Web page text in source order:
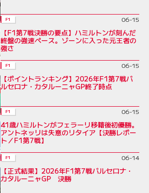
F1 06-15
【F1第7戦決勝の要点】ハミルトンが刻んだ
終盤の強速ペース。ゾーンに入った元王者の
強さ
F1 06-15
【ポイントランキング】2026年F1第7戦バ
ルセロナ・カタルーニャGP終了時点
F1 06-15
41歳ハミルトンがフェラーリ移籍後初優勝。
アントネッリは失意のリタイア【決勝レポー
ト／F1第7戦】
F1 06-14
【正式結果】2026年F1第7戦バルセロナ・
カタルーニャGP 決勝